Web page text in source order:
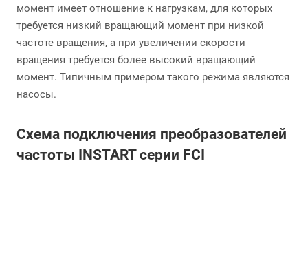
момент имеет отношение к нагрузкам, для которых
требуется низкий вращающий момент при низкой
частоте вращения, а при увеличении скорости
вращения требуется более высокий вращающий
момент. Типичным примером такого режима являются
насосы.
Схема подключения преобразователей
частоты INSTART серии FCI